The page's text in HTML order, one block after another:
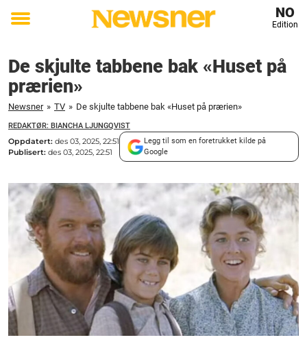
Toggle
NO
Edition
De skjulte tabbene bak «Huset på
prærien»
Newsner » TV » De skjulte tabbene bak «Huset på prærien»
REDAKTØR: BIANCHA LJUNGQVIST
Oppdatert: des 03, 2025, 22:51
Publisert: des 03, 2025, 22:51
Legg til som en foretrukket kilde på
Google